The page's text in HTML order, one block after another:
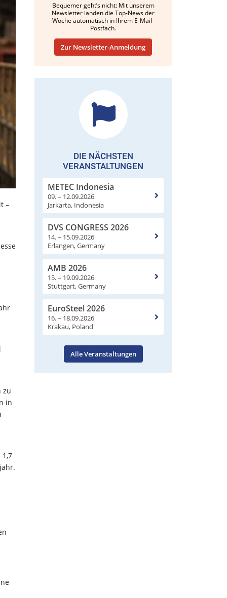
–
zu
in
Bequemer geht’s nicht: Mit unserem
Newsletter landen die Top-News der
Woche automatisch in Ihrem E-Mail-
Postfach.
Zur Newsletter-Anmeldung
DIE NÄCHSTEN
VERANSTALTUNGEN
METEC Indonesia
09. – 12.09.2026
Jarkarta, Indonesia
DVS CONGRESS 2026
14. – 15.09.2026
Erlangen, Germany
AMB 2026
15. – 19.09.2026
Stuttgart, Germany
EuroSteel 2026
16. – 18.09.2026
Krakau, Poland
Alle Veranstaltungen